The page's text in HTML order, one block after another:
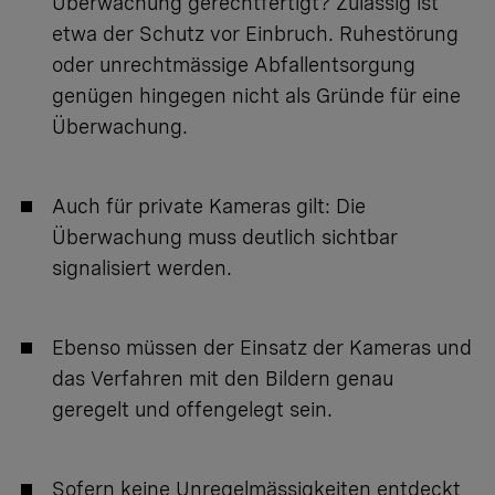
etwa der Schutz vor Einbruch. Ruhestörung
oder unrechtmässige Abfallentsorgung
genügen hingegen nicht als Gründe für eine
Überwachung.
Auch für private Kameras gilt: Die
Überwachung muss deutlich sichtbar
signalisiert werden.
Ebenso müssen der Einsatz der Kameras und
das Verfahren mit den Bildern genau
geregelt und offengelegt sein.
Sofern keine Unregelmässigkeiten entdeckt